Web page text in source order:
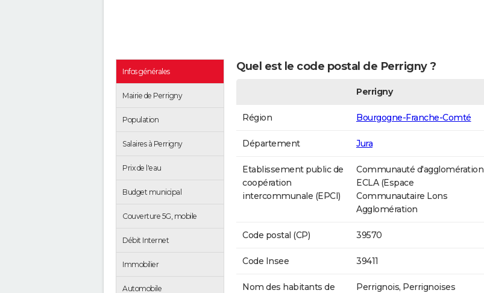
Infos générales
Mairie de Perrigny
Population
Salaires à Perrigny
Prix de l'eau
Budget municipal
Couverture 5G, mobile
Débit Internet
Immobilier
Automobile
Quel est le code postal de Perrigny ?
Perrigny
Région Bourgogne-Franche-Comté
Département Jura
Etablissement public de
coopération
intercommunale (EPCI)
Communauté d'agglomération
ECLA (Espace
Communautaire Lons
Agglomération
Code postal (CP) 39570
Code Insee 39411
Nom des habitants de
Perrignois, Perrignoises